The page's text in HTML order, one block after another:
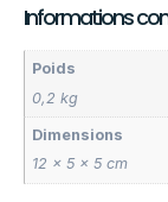
Informations
Poids
0,2 kg
Dimensions
12 × 5 × 5 cm